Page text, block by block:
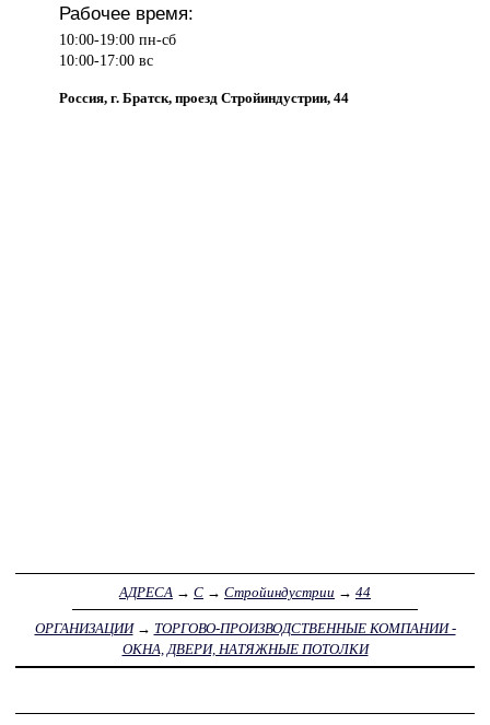
Рабочее время:
10:00-19:00 пн-сб
10:00-17:00 вс
Россия, г. Братск, проезд Стройиндустрии, 44
АДРЕСА → С → Стройиндустрии → 44
ОРГАНИЗАЦИИ→ ТОРГОВО-ПРОИЗВОДСТВЕННЫЕ КОМПАНИИ -
ОКНА, ДВЕРИ, НАТЯЖНЫЕ ПОТОЛКИ